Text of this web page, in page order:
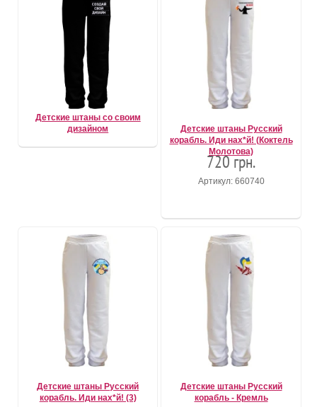
Детские штаны со своим
дизайном
Детские штаны Русский
корабль. Иди нах*й! (Коктель
Молотова)
720 грн.
Артикул: 660740
Детские штаны Русский
корабль. Иди нах*й! (3)
Детские штаны Русский
корабль - Кремль